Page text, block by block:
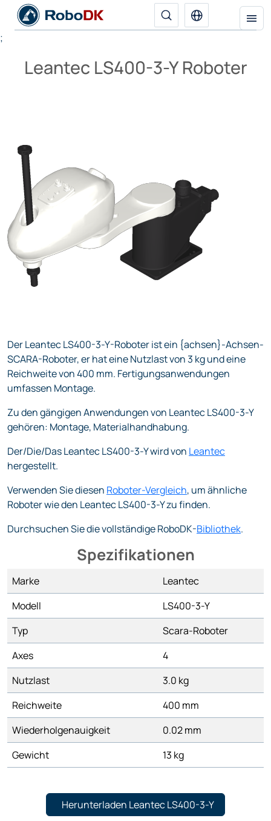
;
Leantec LS400-3-Y Roboter
Der Leantec LS400-3-Y-Roboter ist ein {achsen}-Achsen-
SCARA-Roboter, er hat eine Nutzlast von 3 kg und eine
Reichweite von 400 mm. Fertigungsanwendungen
umfassen Montage.
Zu den gängigen Anwendungen von Leantec LS400-3-Y
gehören: Montage, Materialhandhabung.
Der/Die/Das Leantec LS400-3-Y wird von Leantec
hergestellt.
Verwenden Sie diesen Roboter-Vergleich, um ähnliche
Roboter wie den Leantec LS400-3-Y zu finden.
Durchsuchen Sie die vollständige RoboDK-Bibliothek.
Spezifikationen
Marke
Leantec
Modell
LS400-3-Y
Typ
Scara-Roboter
Axes
4
Nutzlast
3.0 kg
Reichweite
400 mm
Wiederholgenauigkeit
0.02 mm
Gewicht
13 kg
Herunterladen Leantec LS400-3-Y